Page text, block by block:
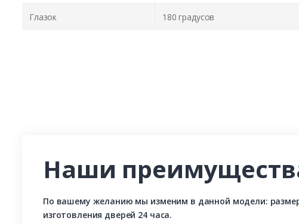
Глазок 180 градусов
Наши
По вашему желанию мы изменим в данной модели:
изготовления дверей 24 часа.